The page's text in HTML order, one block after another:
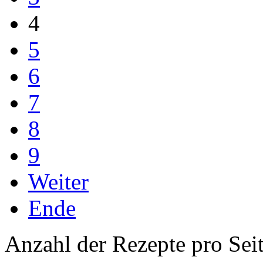
4
5
6
7
8
9
Weiter
Ende
Anzahl der Rezepte pro